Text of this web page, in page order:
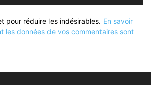
pour réduire les indésirables. En savoir
les données de vos commentaires sont